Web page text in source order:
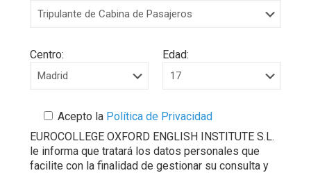
Centro: Edad:
Acepto la Política de Privacidad
EUROCOLLEGE OXFORD ENGLISH INSTITUTE S.L.
le informa que tratará los datos personales que
facilite con la finalidad de gestionar su consulta y